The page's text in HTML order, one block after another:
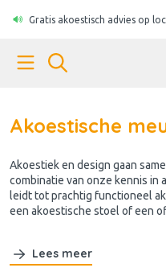
Gratis akoestisch advies op
Akoestische
Akoestiek en design gaan
combinatie van onze kennis in
leidt tot prachtig functioneel
een akoestische stoel of een
Lees meer